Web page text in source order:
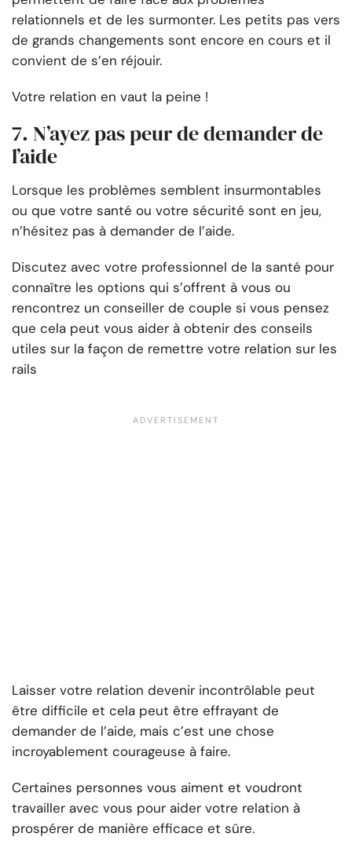
relationnels et de les surmonter. Les petits pas vers
de grands changements sont encore en cours et il
convient de s’en réjouir.
Votre relation en vaut la peine !
7. N’ayez pas peur de demander de
l’aide
Lorsque les problèmes semblent insurmontables
ou que votre santé ou votre sécurité sont en jeu,
n’hésitez pas à demander de l’aide.
Discutez avec votre professionnel de la santé pour
connaître les options qui s’offrent à vous ou
rencontrez un conseiller de couple si vous pensez
que cela peut vous aider à obtenir des conseils
utiles sur la façon de remettre votre relation sur les
rails
Laisser votre relation devenir incontrôlable peut
être difficile et cela peut être effrayant de
demander de l’aide, mais c’est une chose
incroyablement courageuse à faire.
Certaines personnes vous aiment et voudront
travailler avec vous pour aider votre relation à
prospérer de manière efficace et sûre.